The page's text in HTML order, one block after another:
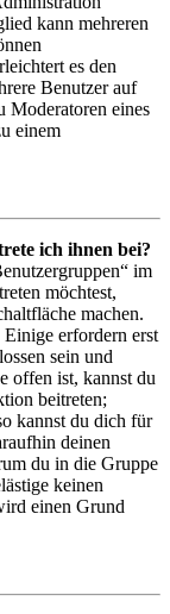
kann mehreren
es den
Benutzer auf
Moderatoren eines
einem
ich ihnen bei?
im
möchtest,
machen.
erfordern erst
sein und
offen ist, kannst du
beitreten;
kannst du dich für
deinen
du in die Gruppe
keinen
einen Grund